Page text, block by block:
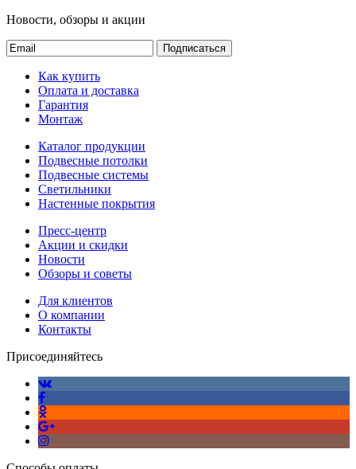
Новости, обзоры и акции
Подписаться
Как купить
Оплата и доставка
Гарантия
Монтаж
Каталог продукции
Подвесные потолки
Подвесные системы
Светильники
Настенные покрытия
Пресс-центр
Акции и скидки
Новости
Обзоры и советы
Для клиентов
О компании
Контакты
Присоединяйтесь